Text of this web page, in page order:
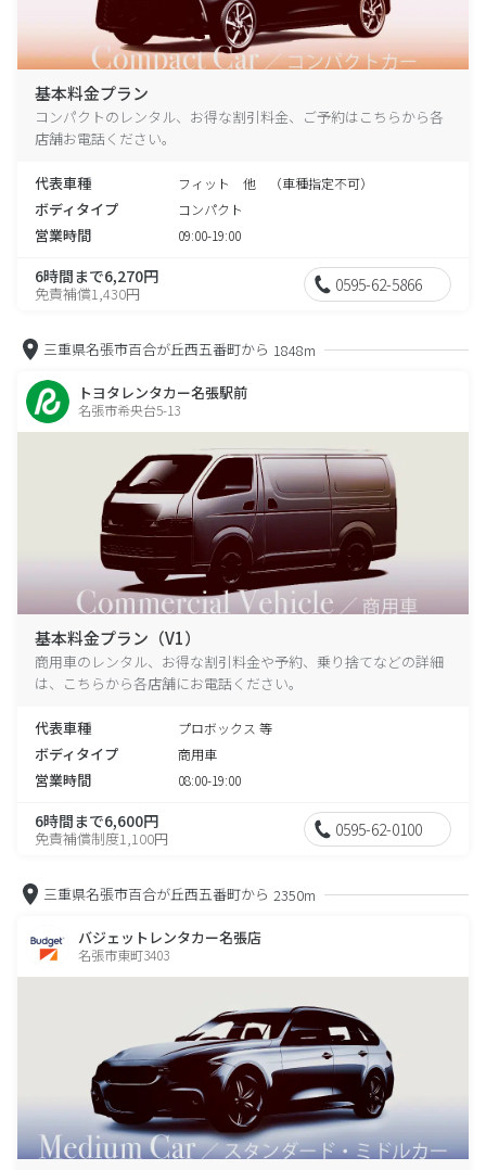
基本料金プラン
コンパクトのレンタル、お得な割引料金、ご予約はこちらから各
店舗お電話ください。
代表車種 フィット 他 （車種指定不可）
ボディタイプ コンパクト
営業時間 09:00-19:00
6時間まで6,270円
免責補償1,430円 0595-62-5866
三重県名張市百合が丘西五番町から 1848m
トヨタレンタカー名張駅前
名張市希央台5-13
基本料金プラン（V1）
商用車のレンタル、お得な割引料金や予約、乗り捨てなどの詳細
は、こちらから各店舗にお電話ください。
代表車種 プロボックス 等
ボディタイプ 商用車
営業時間 08:00-19:00
6時間まで6,600円
免責補償制度1,100円 0595-62-0100
三重県名張市百合が丘西五番町から 2350m
バジェットレンタカー名張店
名張市東町3403